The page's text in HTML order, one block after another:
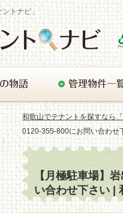
ントナビ」
和歌山でテナントを探すなら
0120-355-800にお問い合わせ
【月極駐車場】
い合わせ下さい |